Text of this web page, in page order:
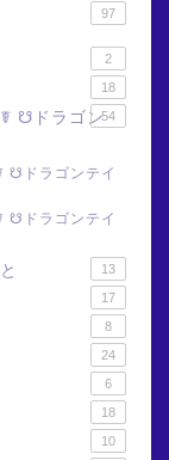
97
2
18
☋ドラゴン54
☋ドラゴンテイ
☋ドラゴンテイ
13
17
8
24
6
18
10